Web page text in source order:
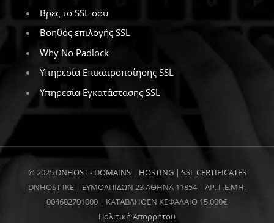
Βρες το SSL σου
Βοηθός επιλογής SSL
Why No Padlock
Υπηρεσία Επικαιροποίησης SSL
Υπηρεσία Εγκατάστασης SSL
© 2025 DNHOST- DOMAINS| HOSTING| SSL CERTIFICATES
DNHOST IKE | ΕΥΜΟΛΠΙΔΩΝ 23 ΑΘΗΝΑ 11854 | AP. Γ.Ε.ΜΗ.
004602701000 | ΚΑΤΑΒΛΗΘΕΝ ΚΕΦΑΛΑΙΟ 15.000€
Πολιτική Απορρήτου